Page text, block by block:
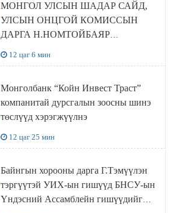
МОНГОЛ УЛСЫН ШАДАР САЙД,
УЛСЫН ОНЦГОЙ КОМИССЫН
ДАРГА Н.НОМТОЙБАЯР
12 цаг 6 мин
Монголбанк “Койн Инвест Траст”
компанитай дурсгалын зоосны шинэ
төслүүд хэрэгжүүлнэ
12 цаг 25 мин
Байнгын хорооны дарга Г.Тэмүүлэн
тэргүүтэй УИХ-ын гишүүд БНСУ-ын
Үндэсний Ассамблейн гишүүдийг